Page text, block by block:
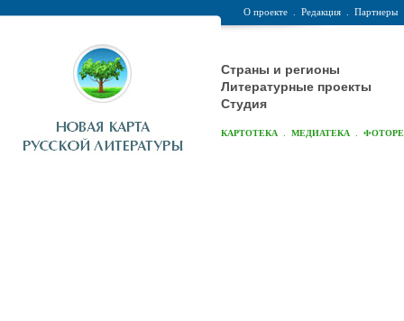
О проекте Редакция Партнеры
Страны и регионы
Литературные проекты
Студия
КАРТОТЕКА МЕДИАТЕКА